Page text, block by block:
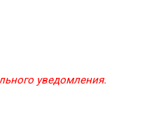
уведомления.